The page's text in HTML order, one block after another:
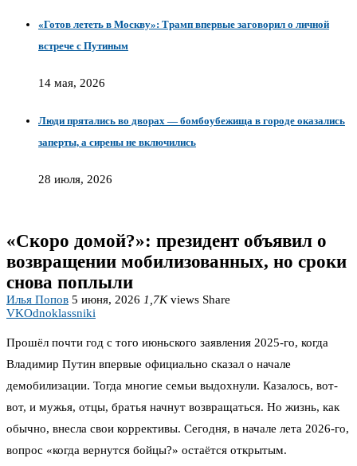
«Готов лететь в Москву»: Трамп впервые заговорил о личной
встрече с Путиным
14 мая, 2026
Люди прятались во дворах — бомбоубежища в городе оказались
заперты, а сирены не включились
28 июля, 2026
«Скоро домой?»: президент объявил о
возвращении мобилизованных, но сроки
снова поплыли
Илья Попов 5 июня, 2026 1,7Kviews Share
VKOdnoklassniki
Прошёл почти год с того июньского заявления 2025-го, когда
Владимир Путин впервые официально сказал о начале
демобилизации. Тогда многие семьи выдохнули. Казалось, вот-
вот, и мужья, отцы, братья начнут возвращаться. Но жизнь, как
обычно, внесла свои коррективы. Сегодня, в начале лета 2026-го,
вопрос «когда вернутся бойцы?» остаётся открытым.